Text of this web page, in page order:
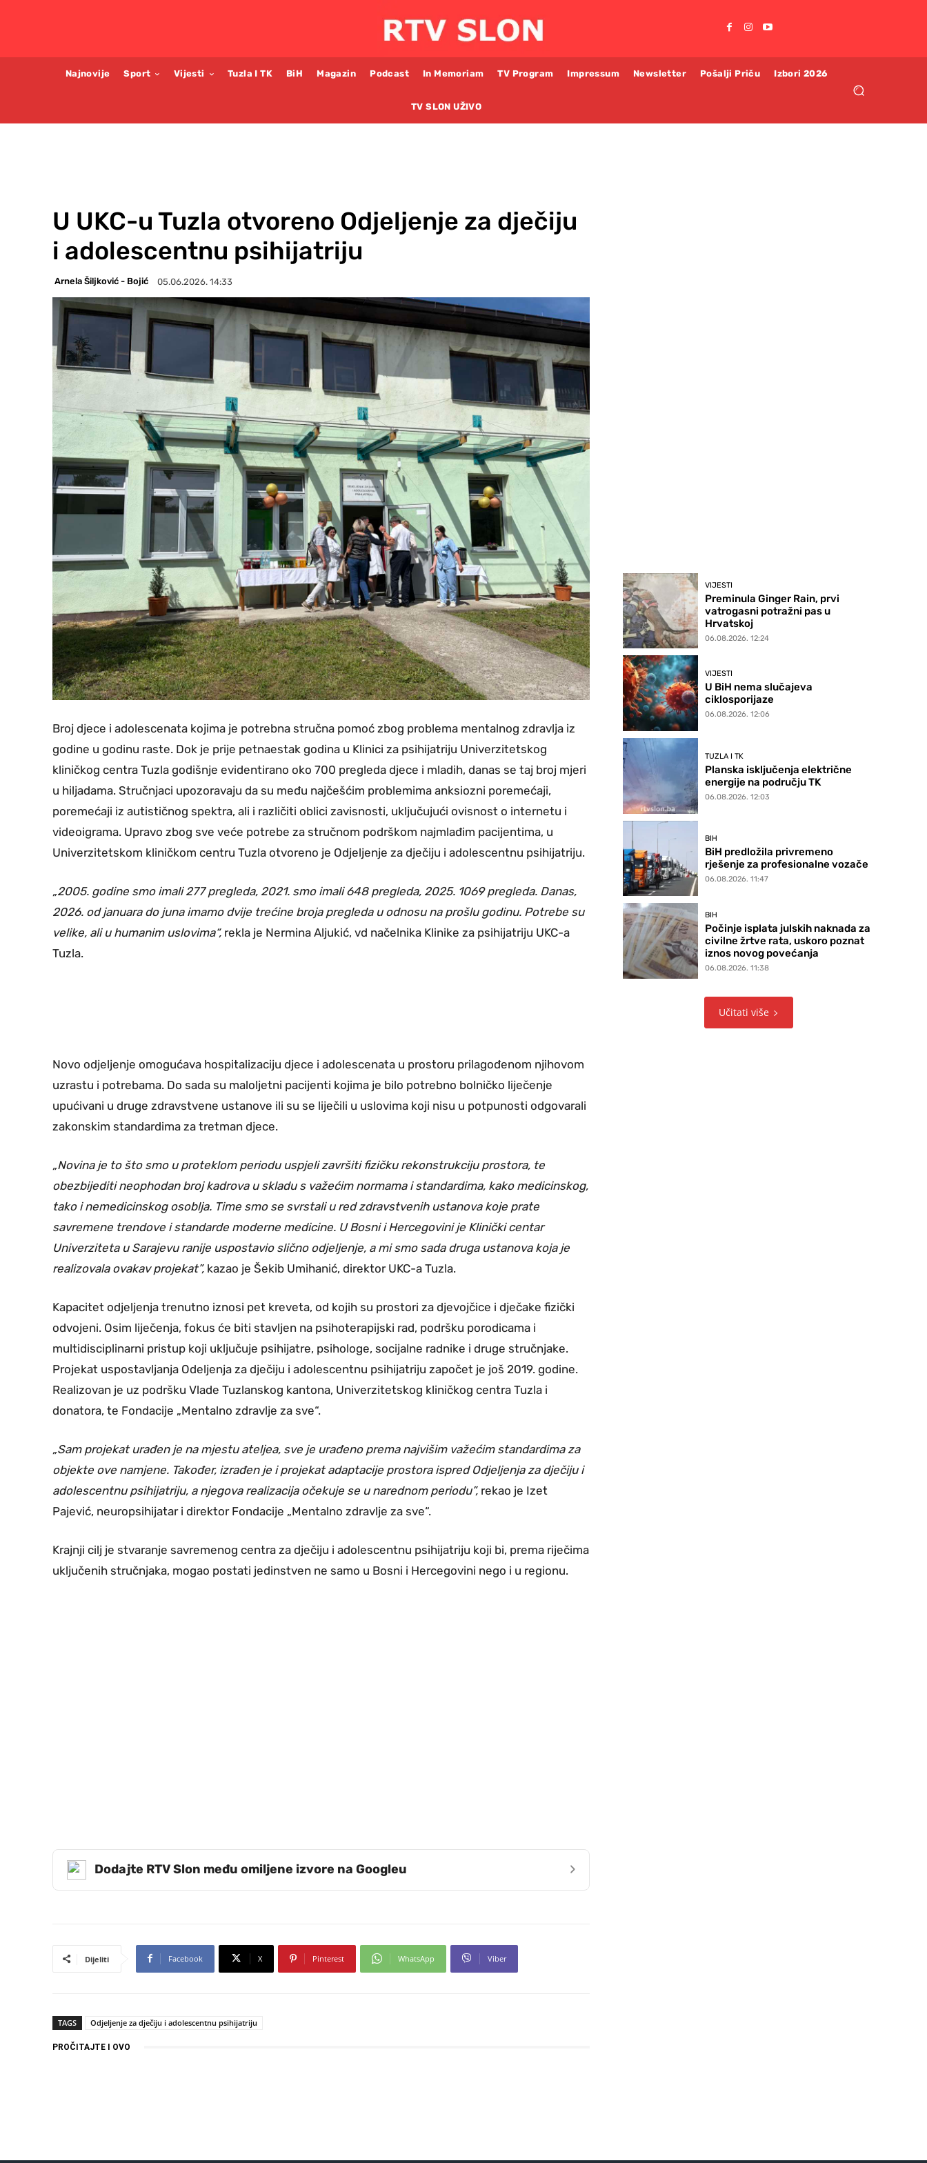
Najnovije Sport Vijesti Tuzla I TK BiH Magazin Podcast In Memoriam TV Program Impressum Newsletter Pošalji Priču Izbori 2026
TV SLON UŽIVO
U UKC-u Tuzla otvoreno Odjeljenje za dječiju
i adolescentnu psihijatriju
Arnela Šiljković - Bojić 05.06.2026. 14:33
Broj djece i adolescenata kojima je potrebna stručna pomoć zbog problema mentalnog zdravlja iz
godine u godinu raste. Dok je prije petnaestak godina u Klinici za psihijatriju Univerzitetskog
kliničkog centra Tuzla godišnje evidentirano oko 700 pregleda djece i mladih, danas se taj broj mjeri
u hiljadama. Stručnjaci upozoravaju da su među najčešćim problemima anksiozni poremećaji,
poremećaji iz autističnog spektra, ali i različiti oblici zavisnosti, uključujući ovisnost o internetu i
videoigrama. Upravo zbog sve veće potrebe za stručnom podrškom najmlađim pacijentima, u
Univerzitetskom kliničkom centru Tuzla otvoreno je Odjeljenje za dječiju i adolescentnu psihijatriju.
„2005. godine smo imali 277 pregleda, 2021. smo imali 648 pregleda, 2025. 1069 pregleda. Danas,
2026. od januara do juna imamo dvije trećine broja pregleda u odnosu na prošlu godinu. Potrebe su
velike, ali u humanim uslovima“, rekla je Nermina Aljukić, vd načelnika Klinike za psihijatriju UKC-a
Tuzla.
Novo odjeljenje omogućava hospitalizaciju djece i adolescenata u prostoru prilagođenom njihovom
uzrastu i potrebama. Do sada su maloljetni pacijenti kojima je bilo potrebno bolničko liječenje
upućivani u druge zdravstvene ustanove ili su se liječili u uslovima koji nisu u potpunosti odgovarali
zakonskim standardima za tretman djece.
„Novina je to što smo u proteklom periodu uspjeli završiti fizičku rekonstrukciju prostora, te
obezbijediti neophodan broj kadrova u skladu s važećim normama i standardima, kako medicinskog,
tako i nemedicinskog osoblja. Time smo se svrstali u red zdravstvenih ustanova koje prate
savremene trendove i standarde moderne medicine. U Bosni i Hercegovini je Klinički centar
Univerziteta u Sarajevu ranije uspostavio slično odjeljenje, a mi smo sada druga ustanova koja je
realizovala ovakav projekat”, kazao je Šekib Umihanić, direktor UKC-a Tuzla.
Kapacitet odjeljenja trenutno iznosi pet kreveta, od kojih su prostori za djevojčice i dječake fizički
odvojeni. Osim liječenja, fokus će biti stavljen na psihoterapijski rad, podršku porodicama i
multidisciplinarni pristup koji uključuje psihijatre, psihologe, socijalne radnike i druge stručnjake.
Projekat uspostavljanja Odeljenja za dječiju i adolescentnu psihijatriju započet je još 2019. godine.
Realizovan je uz podršku Vlade Tuzlanskog kantona, Univerzitetskog kliničkog centra Tuzla i
donatora, te Fondacije „Mentalno zdravlje za sve“.
„Sam projekat urađen je na mjestu ateljea, sve je urađeno prema najvišim važećim standardima za
objekte ove namjene. Također, izrađen je i projekat adaptacije prostora ispred Odjeljenja za dječiju i
adolescentnu psihijatriju, a njegova realizacija očekuje se u narednom periodu”, rekao je Izet
Pajević, neuropsihijatar i direktor Fondacije „Mentalno zdravlje za sve“.
Krajnji cilj je stvaranje savremenog centra za dječiju i adolescentnu psihijatriju koji bi, prema riječima
uključenih stručnjaka, mogao postati jedinstven ne samo u Bosni i Hercegovini nego i u regionu.
Dodajte RTV Slon među omiljene izvore na Googleu ›
Dijeliti Facebook X Pinterest WhatsApp Viber
TAGS Odjeljenje za dječiju i adolescentnu psihijatriju
PROČITAJTE I OVO
VIJESTI
Preminula Ginger Rain, prvi
vatrogasni potražni pas u
Hrvatskoj
06.08.2026. 12:24
VIJESTI
U BiH nema slučajeva
ciklosporijaze
06.08.2026. 12:06
TUZLA I TK
Planska isključenja električne
energije na području TK
06.08.2026. 12:03
BIH
BiH predložila privremeno
rješenje za profesionalne vozače
06.08.2026. 11:47
BIH
Počinje isplata julskih naknada za
civilne žrtve rata, uskoro poznat
iznos novog povećanja
06.08.2026. 11:38
Učitati više